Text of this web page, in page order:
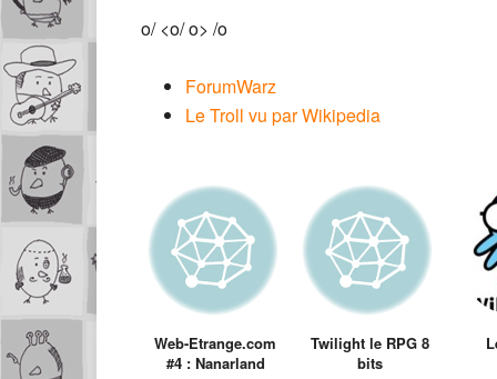
o/ <o/ o> /o
ForumWarz
Le Troll vu par Wikipedia
Web-Etrange.com
#4 : Nanarland
Twilight le RPG 8
bits